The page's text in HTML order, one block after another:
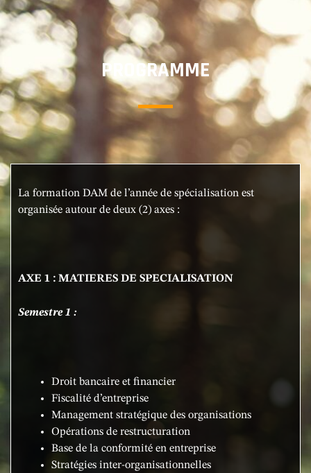
PROGRAMME
La formation DAM de l’année de spécialisation est
organisée autour de deux (2) axes :
AXE 1 : MATIERES DE SPECIALISATION
Semestre 1 :
Droit bancaire et financier
Fiscalité d’entreprise
Management stratégique des organisations
Opérations de restructuration
Base de la conformité en entreprise
Stratégies inter-organisationnelles